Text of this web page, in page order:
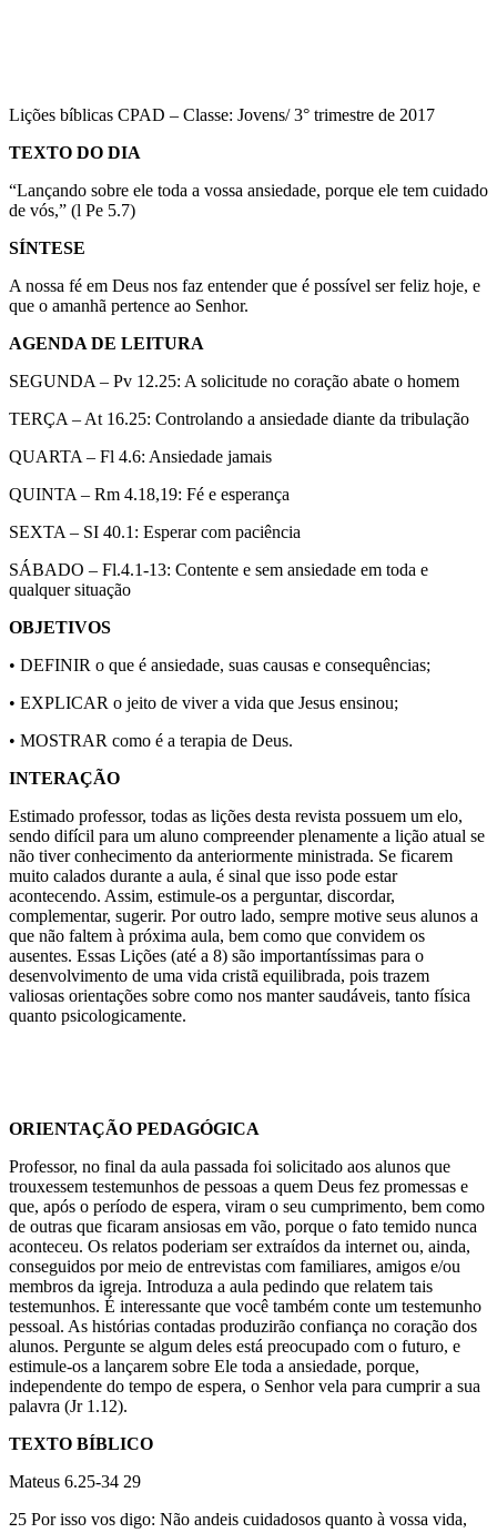
Lições bíblicas CPAD – Classe: Jovens/ 3° trimestre de 2017
TEXTO DO DIA
“Lançando sobre ele toda a vossa ansiedade, porque ele tem cuidado
de vós,” (l Pe 5.7)
SÍNTESE
A nossa fé em Deus nos faz entender que é possível ser feliz hoje, e
que o amanhã pertence ao Senhor.
AGENDA DE LEITURA
SEGUNDA – Pv 12.25: A solicitude no coração abate o homem
TERÇA – At 16.25: Controlando a ansiedade diante da tribulação
QUARTA – Fl 4.6: Ansiedade jamais
QUINTA – Rm 4.18,19: Fé e esperança
SEXTA – SI 40.1: Esperar com paciência
SÁBADO – Fl.4.1-13: Contente e sem ansiedade em toda e
qualquer situação
OBJETIVOS
• DEFINIR o que é ansiedade, suas causas e consequências;
• EXPLICAR o jeito de viver a vida que Jesus ensinou;
• MOSTRAR como é a terapia de Deus.
INTERAÇÃO
Estimado professor, todas as lições desta revista possuem um elo,
sendo difícil para um aluno compreender plenamente a lição atual se
não tiver conhecimento da anteriormente ministrada. Se ficarem
muito calados durante a aula, é sinal que isso pode estar
acontecendo. Assim, estimule-os a perguntar, discordar,
complementar, sugerir. Por outro lado, sempre motive seus alunos a
que não faltem à próxima aula, bem como que convidem os
ausentes. Essas Lições (até a 8) são importantíssimas para o
desenvolvimento de uma vida cristã equilibrada, pois trazem
valiosas orientações sobre como nos manter saudáveis, tanto física
quanto psicologicamente.
ORIENTAÇÃO PEDAGÓGICA
Professor, no final da aula passada foi solicitado aos alunos que
trouxessem testemunhos de pessoas a quem Deus fez promessas e
que, após o período de espera, viram o seu cumprimento, bem como
de outras que ficaram ansiosas em vão, porque o fato temido nunca
aconteceu. Os relatos poderiam ser extraídos da internet ou, ainda,
conseguidos por meio de entrevistas com familiares, amigos e/ou
membros da igreja. Introduza a aula pedindo que relatem tais
testemunhos. É interessante que você também conte um testemunho
pessoal. As histórias contadas produzirão confiança no coração dos
alunos. Pergunte se algum deles está preocupado com o futuro, e
estimule-os a lançarem sobre Ele toda a ansiedade, porque,
independente do tempo de espera, o Senhor vela para cumprir a sua
palavra (Jr 1.12).
TEXTO BÍBLICO
Mateus 6.25-34 29
25 Por isso vos digo: Não andeis cuidadosos quanto à vossa vida,